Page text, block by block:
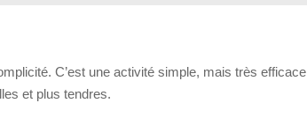
C’est une activité simple, mais très
et plus tendres.